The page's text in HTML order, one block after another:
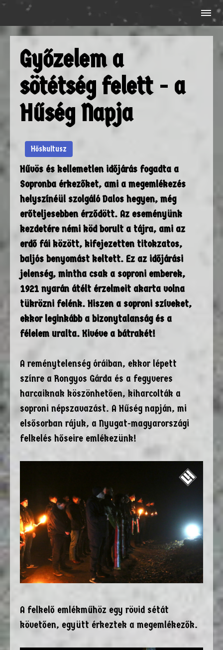
Győzelem a
sötétség felett - a
Hűség Napja
Hőskultusz
Hűvös és kellemetlen időjárás fogadta a
Sopronba érkezőket, ami a megemlékezés
helyszínéül szolgáló Dalos hegyen, még
erőteljesebben érződött. Az eseményünk
kezdetére némi köd borult a tájra, ami az
erdő fái között, kifejezetten titokzatos,
baljós benyomást keltett. Ez az időjárási
jelenség, mintha csak a soproni emberek,
1921 nyarán átélt érzelmeit akarta volna
tükrözni felénk. Hiszen a soproni szíveket,
ekkor leginkább a bizonytalanság és a
félelem uralta. Kivéve a bátrakét!
A reménytelenség óráiban, ekkor lépett
színre a Rongyos Gárda és a fegyveres
harcaiknak köszönhetően, kiharcolták a
soproni népszavazást. A Hűség napján, mi
elsősorban rájuk, a Nyugat-magyarországi
felkelés hőseire emlékezünk!
A felkelő emlékműhöz egy rövid sétát
követően, együtt érkeztek a megemlékezők.